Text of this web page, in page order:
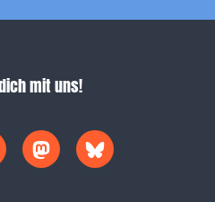
mit uns!